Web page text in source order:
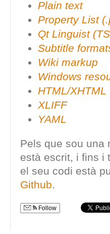
Plain text
Property List
Qt Linguist
Subtitle
Wiki markup
Windows
HTML/XHTML
XLIFF
YAML
Pels que sou una
està escrit, i fins i
el seu codi està
Github.
Follow